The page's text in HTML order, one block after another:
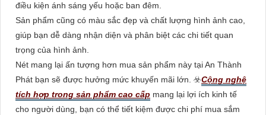
điều kiện ánh sáng yếu hoặc ban đêm.
Sản phẩm cũng có màu sắc đẹp và chất lượng hình ảnh cao,
giúp bạn dễ dàng nhận diện và phân biệt các chi tiết quan
trọng của hình ảnh.
Nét mang lại ấn tượng hơn mua sản phẩm này tại An Thành
Phát bạn sẽ được hưởng mức khuyến mãi lớn. ☣️Cộng nghệ
tích hợp trong sản phẩm cao cấp mang lại lợi ích kinh tế
cho người dùng, bạn có thể tiết kiệm được chi phí mua sắm